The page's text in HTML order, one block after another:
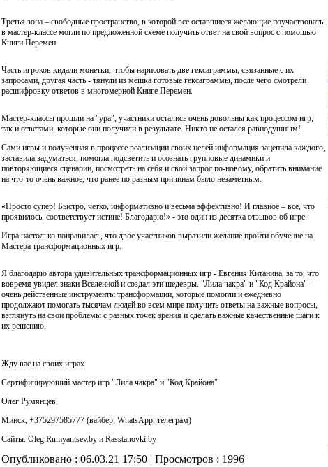
Третья зона – свободные пространство, в которой все оставшиеся желающие поучаствовать
в мастер-классе могли по предложенной схеме получить ответ на свой вопрос с помощью
Книги Перемен.
Часть игроков кидали монетки, чтобы нарисовать две гексаграммы, связанные с их
запросами, другая часть - тянули из мешка готовые гексаграммы, после чего смотрели
расшифровку ответов в многомерной Книге Перемен.
Мастер-классы прошли на "ура", участники остались очень довольны как процессом игр,
так и ответами, которые они получили в результате. Никто не остался равнодушным!
Сами игры и полученная в процессе реализации своих целей информация зацепила каждого,
заставила задуматься, помогла подсветить и осознать групповые динамики и
повторяющиеся сценарии, посмотреть на себя и свой запрос по-новому, обратить внимание
на что-то очень важное, что ранее по разным причинам было незаметным.
«Просто супер! Быстро, четко, информативно и весьма эффективно! И главное – все, что
проявилось, соответствует истине! Благодарю!» - это один из десятка отзывов об игре.
Игра настолько понравилась, что двое участников выразили желание пройти обучение на
Мастера трансформационных игр.
Я благодарю автора удивительных трансформационных игр - Евгения Китанина, за то, что
вовремя увидел знаки Вселенной и создал эти шедевры. "Лила чакра" и "Код Крайона" –
очень действенные инструменты трансформации, которые помогли и ежедневно
продолжают помогать тысячам людей во всем мире получить ответы на важные вопросы,
взглянуть на свои проблемы с разных точек зрения и сделать важные качественные шаги к
их решению.
Жду вас на своих играх.
Сертифицирующий мастер игр "Лила чакра" и "Код Крайона"
Олег Румянцев,
Минск, +375297585777 (вайбер, WhatsApp, телеграм)
Сайты: Oleg.Rumyantsev.by и Rasstanovki.by
Опубликовано : 06.03.21 17:50 | Просмотров : 1996